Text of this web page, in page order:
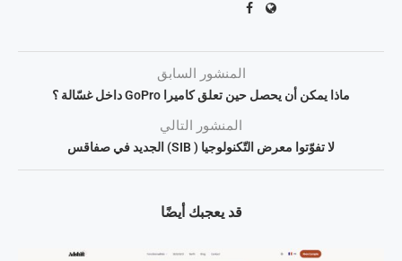
المنشور السابق
ماذا يمكن أن يحصل حين تعلق كاميرا GoPro داخل غسّالة ؟
المنشور التالي
لا تفوّتوا معرض التّكنولوجيا ( SIB) الجديد في صفاقس
قد يعجبك أيضًا